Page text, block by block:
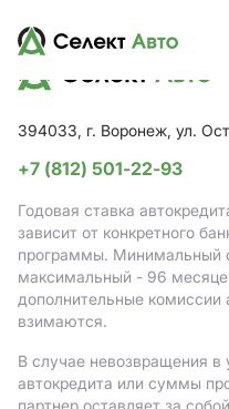
394033, г. Воронеж, ул.
+7 (812) 501-22-93
Годовая ставка
зависит от конкретного
программы. Минимальный
максимальный - 96
дополнительные комиссии
взимаются.
В случае невозвращения
автокредита или суммы
партнер оставляет за